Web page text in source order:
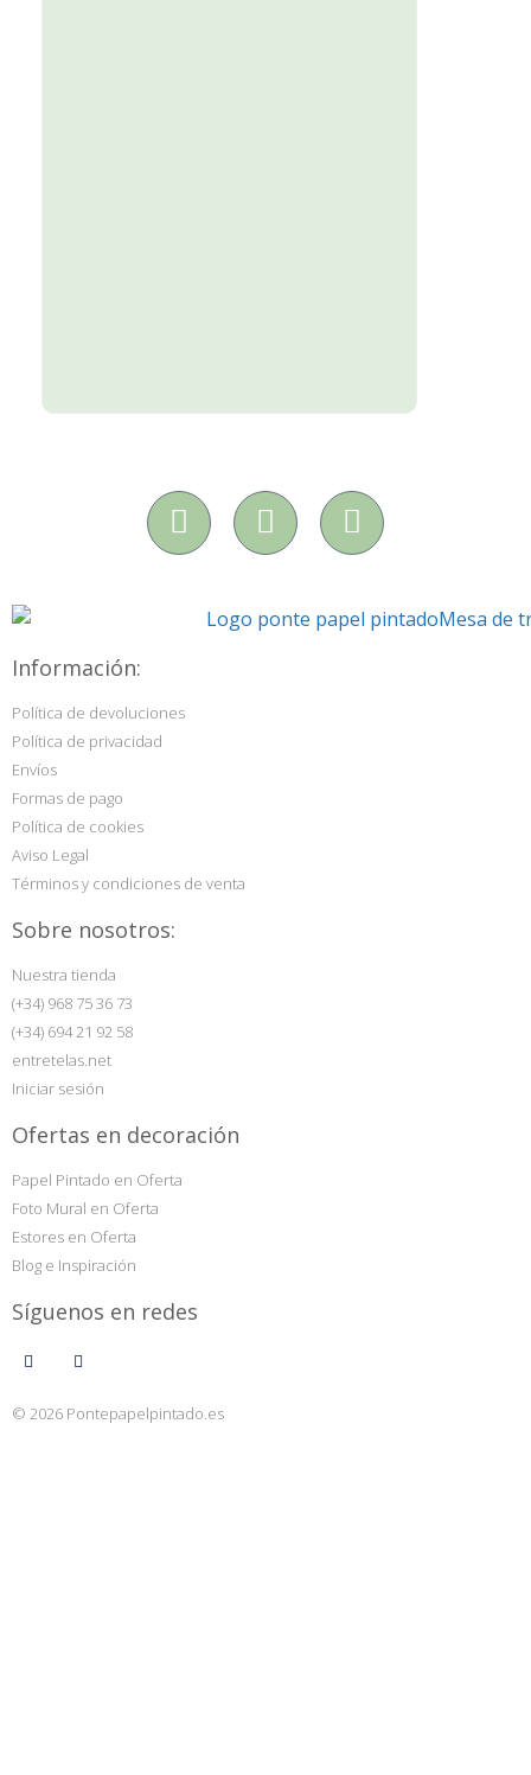
Información:
Política de devoluciones
Política de privacidad
Envíos
Formas de pago
Política de cookies
Aviso Legal
Términos y condiciones de venta
Sobre nosotros:
Nuestra tienda
(+34) 968 75 36 73
(+34) 694 21 92 58
entretelas.net
Iniciar sesión
Ofertas en decoración
Papel Pintado en Oferta
Foto Mural en Oferta
Estores en Oferta
Blog e Inspiración
Síguenos en redes
© 2026 Pontepapelpintado.es